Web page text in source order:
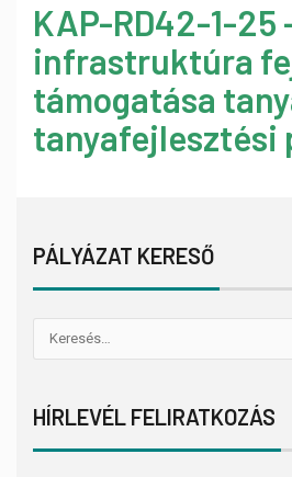
KAP-RD42-1-25
infrastruktúra
támogatása
tanyafejlesztési
PÁLYÁZAT KERESŐ
HÍRLEVÉL FELIRATKOZÁS